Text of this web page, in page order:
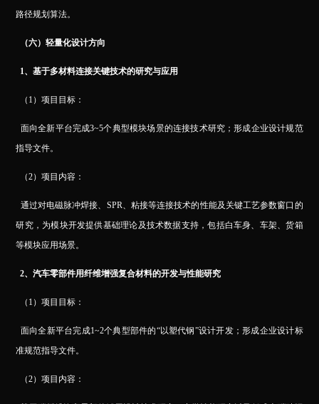
路径规划算法。
（六）轻量化设计方向
1、基于多材料连接关键技术的研究与应用
（1）项目目标：
面向全新平台完成3~5个典型模块场景的连接技术研究；形成企业设计规范
指导文件。
（2）项目内容：
通过对电磁脉冲焊接、SPR、粘接等连接技术的性能及关键工艺参数窗口的
研究，为模块开发提供基础理论及技术数据支持，包括白车身、车架、货箱
等模块应用场景。
2、汽车零部件用纤维增强复合材料的开发与性能研究
（1）项目目标：
面向全新平台完成1~2个典型部件的“以塑代钢”设计开发；形成企业设计标
准规范指导文件。
（2）项目内容：